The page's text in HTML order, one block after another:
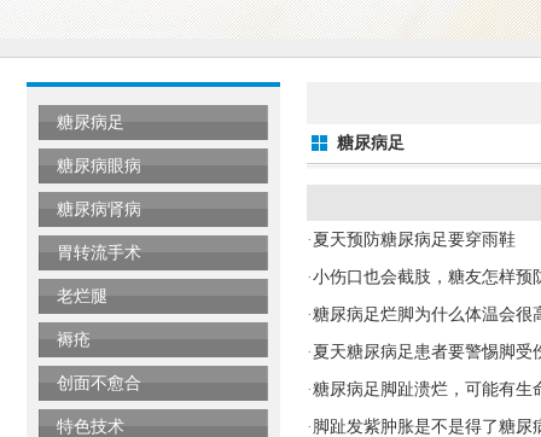
糖尿病足
糖尿病眼病
糖尿病肾病
胃转流手术
老烂腿
褥疮
创面不愈合
特色技术
糖尿病足
· 夏天预防糖尿病足要穿雨鞋
·小伤口也会截肢，糖友怎样预
·糖尿病足烂脚为什么体温会很
· 夏天糖尿病足患者要警惕脚受
·糖尿病足脚趾溃烂，可能有生
· 脚趾发紫肿胀是不是得了糖尿